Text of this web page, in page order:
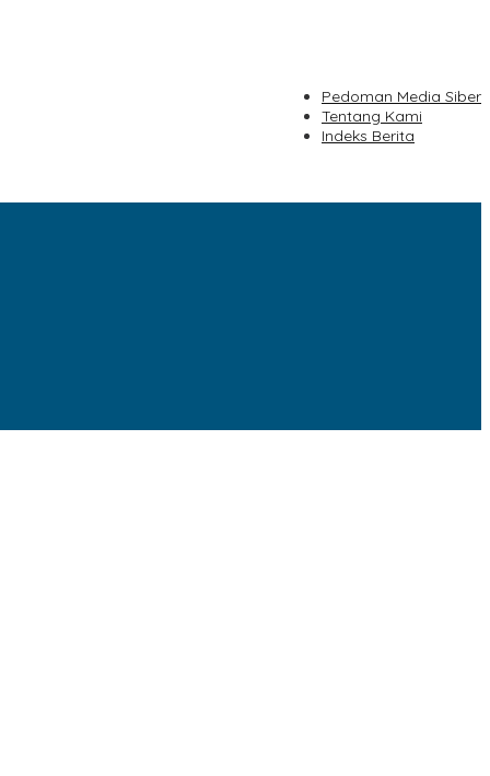
Pedoman Media Siber
Tentang Kami
Indeks Berita